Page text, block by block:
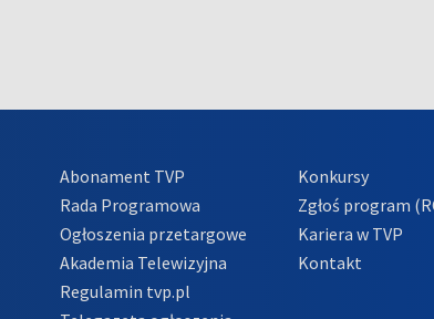
Abonament TVP
Rada Programowa
Ogłoszenia przetargowe
Akademia Telewizyjna
Regulamin tvp.pl
Konkursy
Zgłoś program
Kariera w TVP
Kontakt